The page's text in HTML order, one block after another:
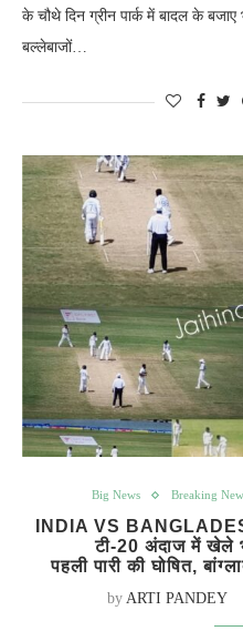
के चौथे दिन ग्रीन पार्क में बादल के
बल्‍लेबाजों…
Big News Breaking
INDIA VS
टी-20 अंदाज में खेले
पहली पारी की घोषित,
by ARTI PANDEY